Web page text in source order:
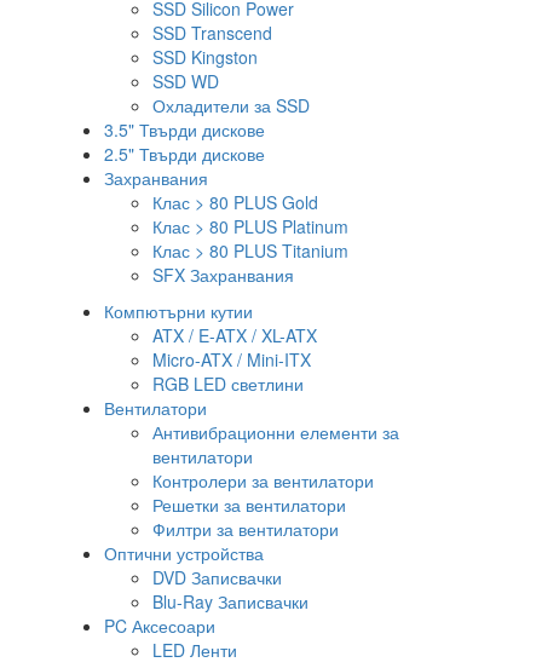
SSD Silicon Power
SSD Transcend
SSD Kingston
SSD WD
Охладители за SSD
3.5" Твърди дискове
2.5" Твърди дискове
Захранвания
Клас > 80 PLUS Gold
Клас > 80 PLUS Platinum
Клас > 80 PLUS Titanium
SFX Захранвания
Компютърни кутии
ATX / E-ATX / XL-ATX
Micro-ATX / Mini-ITX
RGB LED светлини
Вентилатори
Антивибрационни елементи за
вентилатори
Контролери за вентилатори
Решетки за вентилатори
Филтри за вентилатори
Оптични устройства
DVD Записвачки
Blu-Ray Записвачки
PC Аксесоари
LED Ленти